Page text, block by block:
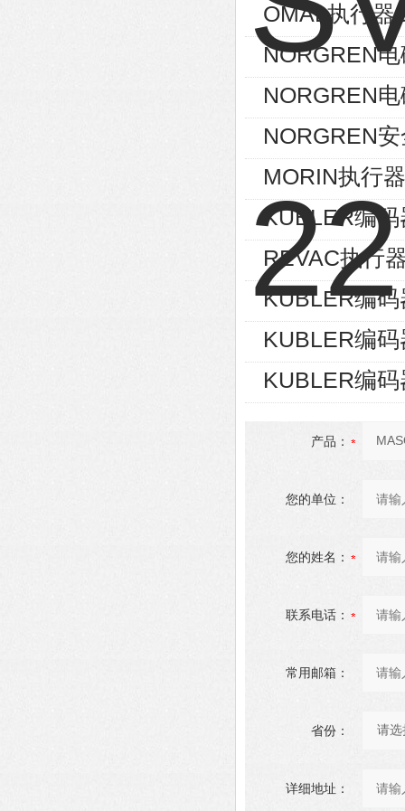
OMAL执行器
NORGREN
NORGREN
NORGREN
MORIN执行
KUBLER编
REVAC执行
KUBLER编
KUBLER编
KUBLER编
产品：
您的单位：
您的姓名：
联系电话：
常用邮箱：
省份：
详细地址：